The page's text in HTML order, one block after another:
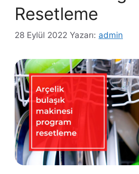
Resetleme
28 Eylül 2022 Yazarı: admin